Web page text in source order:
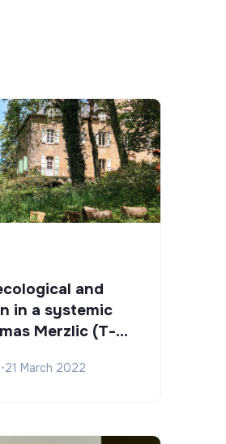
and
in a systemic
Merzlic (T-
•21 March 2022